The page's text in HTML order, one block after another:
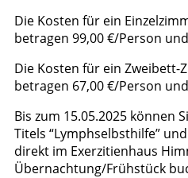
Die Kosten für ein
betragen 99,00 €/Person
Die Kosten für ein Zweibett-
betragen 67,00 €/Person
Bis zum 15.05.2025 können
Titels “Lymphselbsthilfe”
direkt im Exerzitienhaus
Übernachtung/Frühstück